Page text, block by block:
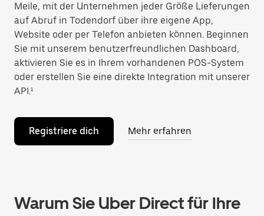
Meile, mit der Unternehmen jeder Größe Lieferungen
auf Abruf in Todendorf über ihre eigene App,
Website oder per Telefon anbieten können. Beginnen
Sie mit unserem benutzerfreundlichen Dashboard,
aktivieren Sie es in Ihrem vorhandenen POS-System
oder erstellen Sie eine direkte Integration mit unserer
API.¹
Registriere dich Mehr erfahren
Warum Sie Uber Direct für Ihre